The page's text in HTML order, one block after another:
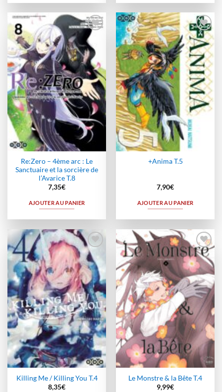
Ajouter
à la
wishlist
Re:Zero – 4ème arc : Le
Sanctuaire et la sorcière de
l’Avarice T.8
7,35€
AJOUTER AU PANIER
Ajouter
à la
wishlist
+Anima T.5
7,90€
AJOUTER AU PANIER
Ajouter
à la
wishlist
Killing Me / Killing You T.4
8,35€
Ajouter
à la
wishlist
Le Monstre & la Bête T.4
9,99€